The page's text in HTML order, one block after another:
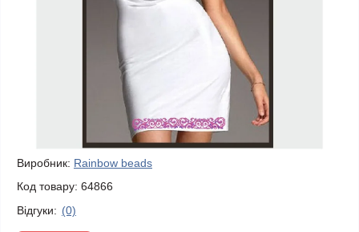
Виробник: Rainbow beads
Код товару: 64866
Відгуки: (0)